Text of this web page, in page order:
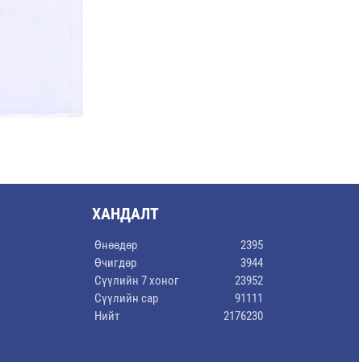
ХАНДАЛТ
Өнөөдөр
2395
Өчигдөр
3944
Сүүлийн 7 хоног
23952
Сүүлийн сар
91111
Нийт
2176230